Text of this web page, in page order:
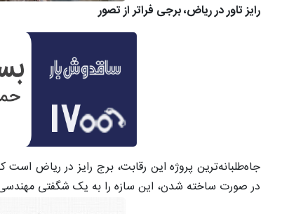
رایز تاور در ریاض، برجی فراتر از تصور
در صورت ساخته شدن، این سازه را به یک شگفتی